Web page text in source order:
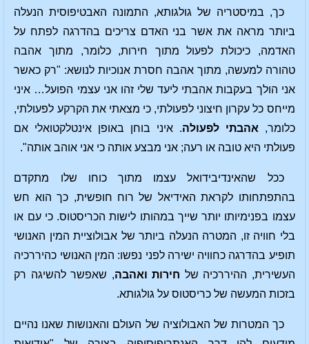
כך, במיסטריה של גולגותא, התמונה האבטיפוסית הנעלה
ביותר מראה את אשר בני האדם צריכים בהדרגה לפתח על
האדמה, כיכולת לפעול מתוך חירות, כלומר, מתוך אהבה
טהורה למעשה, מתוך אהבה חסרת אנוכיות לנושא: "רק כאשר
אני הולך בעקבות אהבתי ליעד שלי זהו אני עצמי הפועל… איני
מייחס כל עקרון חיצוני לפעולתי, כי מצאתי את הקרקע לפעולתי,
כלומר, אהבתי לפעולה. איני בוחן באופן אינטלקטואלי אם
פעולתי היא טובה או רעה; אני מבצע אותה כי אני אוהב אותה".
ככל שהאינדיבידואל עצמו מתוך כוחו שלו מתקדם
בהתפתחותו לקראת האידיאל של רוח חופשית, כך הוא חש
עצמו בפנימיותו יותר שייך במהותו לישות הכריסטוס. כי עם או
בלי חוויה זו, המטרה הנעלה ביותר של אבולוציית המין האנושי
תופיע בהדרגה כחוויה ישירה לפני נפשו: המין האנושי כהיררכיה
העשירית, ההיררכיה של חירות ואהבה, שאפשר להשיגה רק
בזכות המעשה של כריסטוס על גולגותא.
כך המטרות של האבולוציה של העולם והאנושות שאנו נהיים